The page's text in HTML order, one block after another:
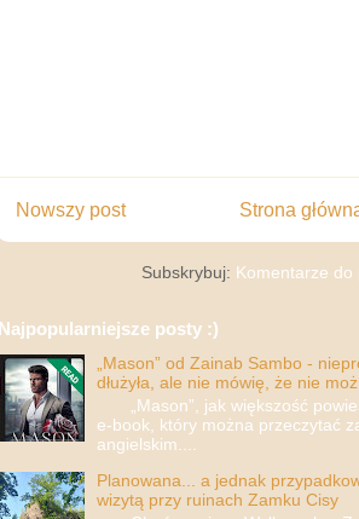
Nowszy post Strona
Subskrybuj: Komentarze do
Najpopularniejsze posty :)
„Mason” od Zainab Sambo -
dłużyła, ale nie mówię, że nie
„Mason”, jak większość
e-book, który można przeczytać
angielskim....
Planowana... a jednak
wizytą przy ruinach Zamku Cisy